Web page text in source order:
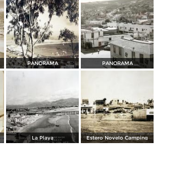
PANORAMA PANORAMA
La Playa Estero Novelo Camping